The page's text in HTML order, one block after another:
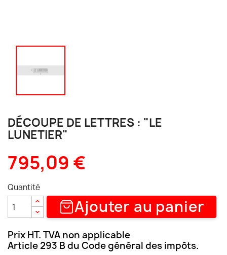
DÉCOUPE DE LETTRES : "LE
LUNETIER"
795,09 €
Quantité
Ajouter au panier
Prix HT. TVA non applicable
Article 293 B du Code général des impôts.